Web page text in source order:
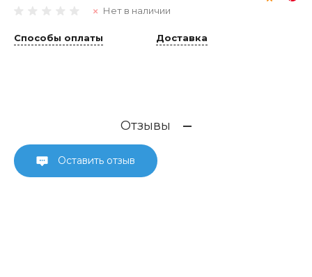
Нет в наличии
Способы оплаты Доставка
Отзывы
Оставить отзыв